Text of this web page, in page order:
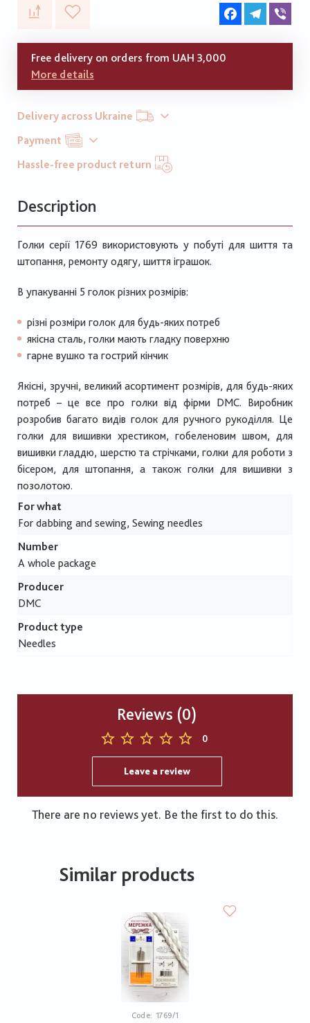
FacebookTelegram
Free delivery on orders from UAH 3,000
More details
Delivery across Ukraine
Payment
Hassle-free product return
Description
Голки серії 1769 використовують у побуті для шиття та
штопання, ремонту одягу, шиття іграшок.
В упакуванні 5 голок різних розмірів:
різні розміри голок для будь-яких потреб
якісна сталь, голки мають гладку поверхню
гарне вушко та гострий кінчик
Якісні, зручні, великий асортимент розмірів, для будь-яких
потреб – це все про голки від фірми DMC. Виробник
розробив багато видів голок для ручного рукоділля. Це
голки для вишивки хрестиком, гобеленовим швом, для
вишивки гладдю, шерстю та стрічками, голки для роботи з
бісером, для штопання, а також голки для вишивки з
позолотою.
For what
For dabbing and sewing, Sewing needles
Number
A whole package
Producer
DMC
Product type
Needles
Reviews (0)
0
Leave a review
There are no reviews yet. Be the first to do this.
Similar products
Code: 1769/1